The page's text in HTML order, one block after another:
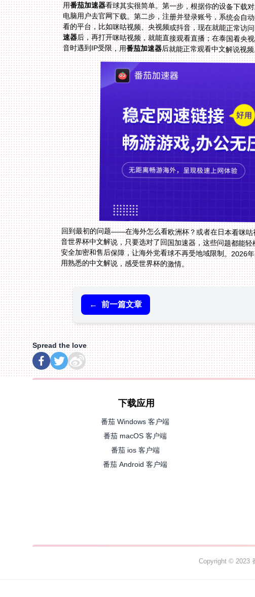
用番茄加速器看球其实很简单。第一步，根据你的设备下
电脑用户去官网下载。第二步，注册并登录账号，系
看的平台，比如咪咕视频、央视频或抖音，现在就能正常访
速器后，再打开咪咕视频，就能直接观看直播；在泰国看央
音时遇到IP受限，用番茄加速器后就能正常观看中文解说视频
回到最初的问题——在海外怎么看欧洲杯？或者在日本看咪
音世界杯中文解说，只要选对了回国加速器，这些问题都能轻
安全加密和售后保障，让海外党看球不再受地域限制。2026
用熟悉的中文解说，感受世界杯的激情。
← 前一篇文章
Spread the love
下载应用
番茄 Windows 客户端
番茄 macOS 客户端
番茄 ios 客户端
番茄 Android 客户端
Copyright © 2023